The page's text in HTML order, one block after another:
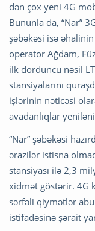
dən çox yeni 4G
Bununla da, “Nar”
şəbəkəsi isə
operator Ağdam,
ilk dördüncü nəsil
stansiyalarını
işlərinin nəticəsi
avadanlıqlar
“Nar” şəbəkəsi
ərazilər istisna
stansiyası ilə 2,3
xidmət göstərir. 4G
sərfəli qiymətlər
istifadəsinə şərait